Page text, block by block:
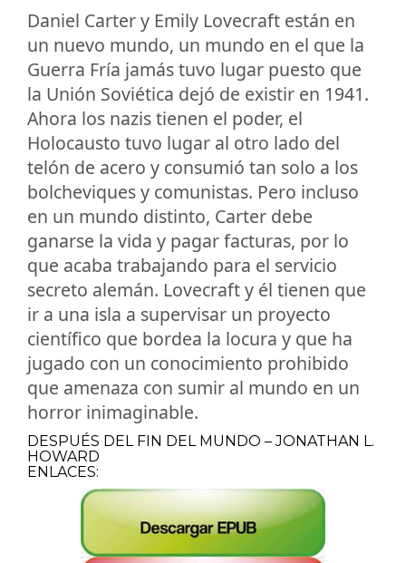
Daniel Carter y Emily Lovecraft están en
un nuevo mundo, un mundo en el que la
Guerra Fría jamás tuvo lugar puesto que
la Unión Soviética dejó de existir en 1941.
Ahora los nazis tienen el poder, el
Holocausto tuvo lugar al otro lado del
telón de acero y consumió tan solo a los
bolcheviques y comunistas. Pero incluso
en un mundo distinto, Carter debe
ganarse la vida y pagar facturas, por lo
que acaba trabajando para el servicio
secreto alemán. Lovecraft y él tienen que
ir a una isla a supervisar un proyecto
científico que bordea la locura y que ha
jugado con un conocimiento prohibido
que amenaza con sumir al mundo en un
horror inimaginable.
DESPUÉS DEL FIN DEL MUNDO – JONATHAN L.
HOWARD
ENLACES: